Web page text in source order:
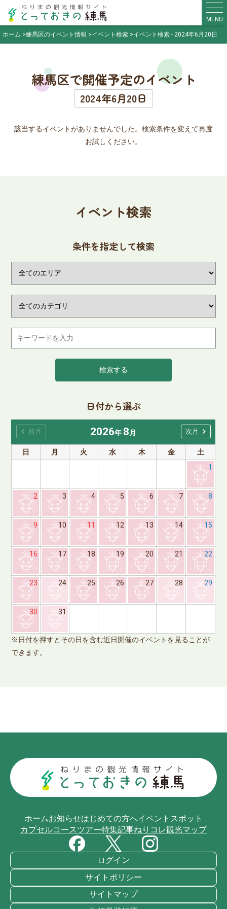
MENU
ホーム
練馬区のイベント情報 イベント検索 イベント検索 - 2024年6月20日
練馬区で開催予定のイベント
2024年6月20日
該当するイベントがありませんでした。検索条件を変えて再度
お試しください。
イベント検索
日付から選ぶ
2026年8月
日
月 火 水 木 金
土
1
2 3 4 5 6 7 8
9 10 11 12 13 14 15
16 17 18 19 20 21 22
23 24 25 26 27 28 29
30 31
※日付を押すとその日を含む近日開催のイベントを見ることが
できます。
chevron_left 前月 次月 chevron_right
条件を指定して検索
検索する
ホームお知らせはじめての方へイベントスポット
カプセルコースツアー特集記事ねりコレ観光マップ
ログイン
サイトポリシー
サイトマップ